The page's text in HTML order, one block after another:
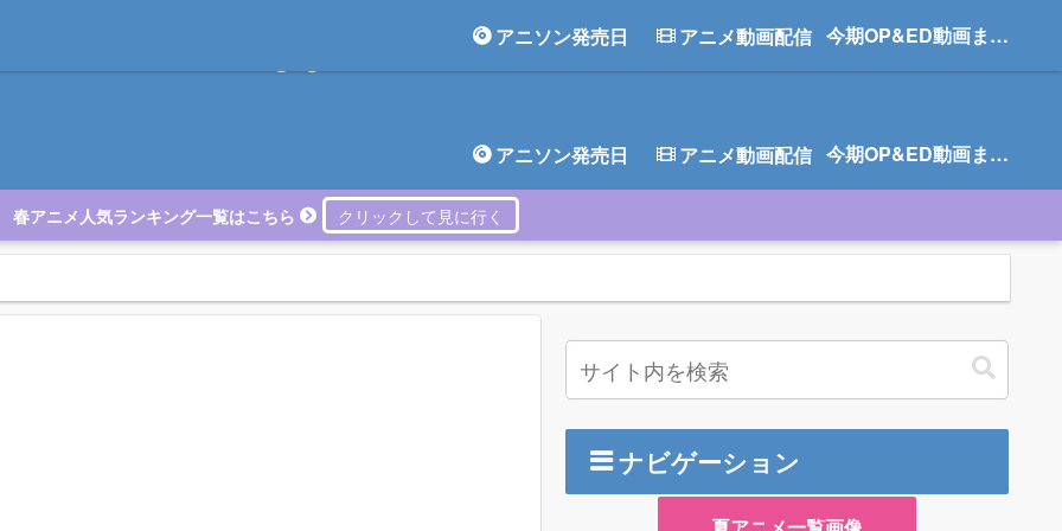
アニソン発売日 アニメ動画配信 今期OP&ED動画まとめ
アニソン発売日 アニメ動画配信 今期OP&ED動画まとめ
春アニメ人気ランキング一覧はこちら
ナビゲーション